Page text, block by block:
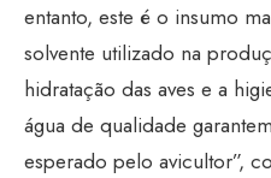
entanto, este é o insumo
solvente utilizado na
hidratação das aves e a
água de qualidade
esperado pelo avicultor”,